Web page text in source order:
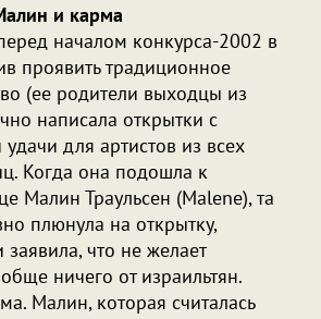
и карма
началом конкурса-2002 в
проявить традиционное
(ее родители выходцы из
написала открытки с
для артистов из всех
Когда она подошла к
Малин Траульсен (Malene), та
плюнула на открытку,
что не желает
ничего от израильтян.
Малин, которая считалась